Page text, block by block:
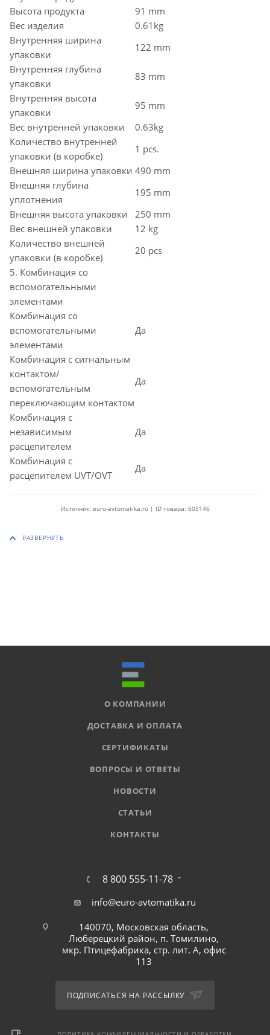
Высота продукта
91 mm
Вес изделия
0.61kg
Внутренняя ширина
упаковки
122 mm
Внутренняя глубина
упаковки
83 mm
Внутренняя высота
упаковки
95 mm
Вес внутренней упаковки
0.63kg
Количество внутренней
упаковки (в коробке)
1 pcs.
Внешняя ширина упаковки 490 mm
Внешняя глубина
уплотнения
195 mm
Внешняя высота упаковки
250 mm
Вес внешней упаковки
12 kg
Количество внешней
упаковки (в коробке)
20 pcs
5. Комбинация со
вспомогательными
элементами
Комбинация со
вспомогательными
элементами
Да
Комбинация с сигнальным
контактом/
вспомогательным
переключающим контактом
Да
Комбинация с
независимым
расцепителем
Да
Комбинация с
расцепителем UVT/OVT
Да
Источник: euro-avtomatika.ru | ID товара: 605146
О КОМПАНИИ
ДОСТАВКА И ОПЛАТА
СЕРТИФИКАТЫ
ВОПРОСЫ И ОТВЕТЫ
НОВОСТИ
СТАТЬИ
КОНТАКТЫ
8 800 555-11-78
info@euro-avtomatika.ru
140070, Московская область,
Люберецкий район, п. Томилино,
мкр. Птицефабрика, стр. лит. А, офис
113
ПОДПИСАТЬСЯ НА РАССЫЛКУ